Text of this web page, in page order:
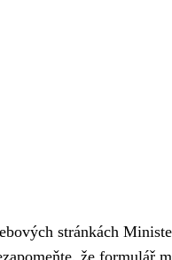
stránkách
že formulář